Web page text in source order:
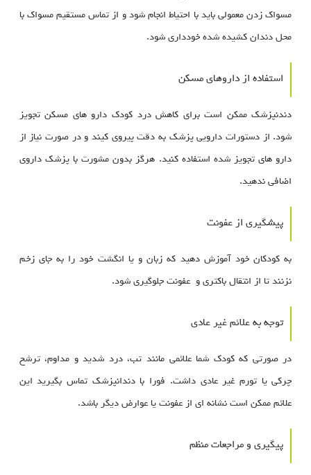
مسواک زدن معمولی باید با احتیاط انجام شود و از تماس مستقیم مسواک با
محل دندان کشیده شده خودداری شود.
استفاده از داروهای مسکن
دندنپزشک ممکن است برای کاهش درد کودک دارو های مسکن تجویز
شود. از دستورات دارویی پزشک به دقت پیروی کیند و در صورت نیاز از
دارو های تجویز شده استفاده کنید. هرگز بدون مشورت با پزشک داروی
اضافی ندهید.
پیشگیری از عفونت
به کودکان خود آموزش دهید که زبان و یا انگشت خود را به جای زخم
نزنند تا از انتقال باکتری و عفونت جلوگیری شود.
توجه به علائم غیر عادی
در صورتی که کودک شما علائمی مانند تب، درد شدید و مداوم، ترشح
چرکی یا تورم غیر عادی داشت. فورا با دندانپزشک تماس بگیرید این
علائم ممکن است نشانه ای از عفونت یا عوارض دیگر باشد.
پیگیری و مراجعات منظم